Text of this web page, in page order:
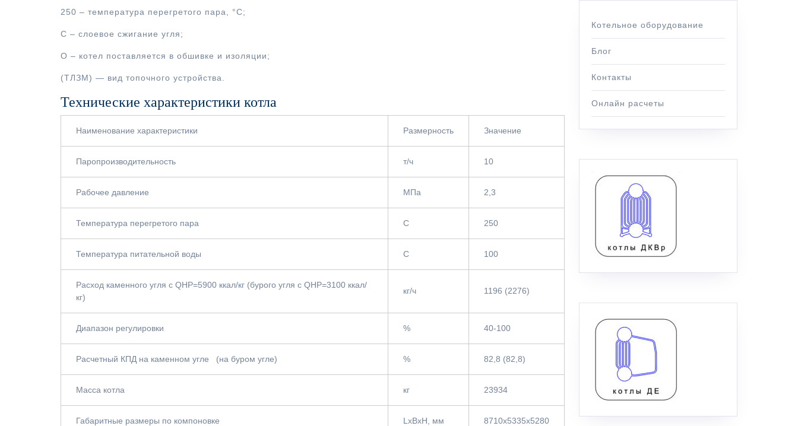
250 – температура перегретого пара, °С;
С – слоевое сжигание угля;
О – котел поставляется в обшивке и изоляции;
(ТЛЗМ) — вид топочного устройства.
Технические характеристики котла
Наименование характеристики Размерность Значение
Паропроизводительность т/ч 10
Рабочее давление МПа 2,3
Температура перегретого пара С 250
Температура питательной воды С 100
Расход каменного угля с QНР=5900 ккал/кг (бурого угля с QНР=3100 ккал/
кг)
кг/ч 1196 (2276)
Диапазон регулировки % 40-100
Расчетный КПД на каменном угле (на буром угле) % 82,8 (82,8)
Масса котла кг 23934
Габаритные размеры по компоновке LxBxH, мм 8710x5335x5280
Котельное оборудование
Блог
Контакты
Онлайн расчеты